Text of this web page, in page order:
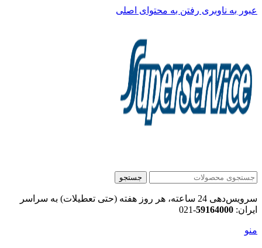
عبور به ناوبری رفتن به محتوای اصلی
جستجو
سرویس‌دهی 24 ساعته، هر روز هفته (حتی تعطیلات) به سراسر
ایران: 59164000
-021
منو